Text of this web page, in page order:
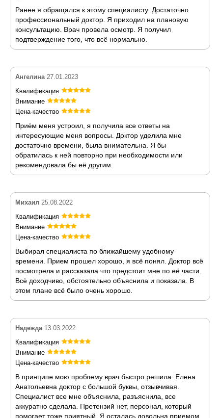
Ранее я обращался к этому специалисту. Достаточно
профессиональный доктор. Я приходил на плановую
консультацию. Врач провела осмотр. Я получил
подтверждение того, что всё нормально.
Ангелина 27.01.2023
Квалификация
Внимание
Цена-качество
Приём меня устроил, я получила все ответы на
интересующие меня вопросы. Доктор уделила мне
достаточно времени, была внимательна. Я бы
обратилась к ней повторно при необходимости или
рекомендовала бы её другим.
Михаил 25.08.2022
Квалификация
Внимание
Цена-качество
Выбирал специалиста по ближайшему удобному
времени. Прием прошел хорошо, я всё понял. Доктор всё
посмотрела и рассказала что предстоит мне по её части.
Всё доходчиво, обстоятельно объяснила и показала. В
этом плане всё было очень хорошо.
Надежда 13.03.2022
Квалификация
Внимание
Цена-качество
В принципе мою проблему врач быстро решила. Елена
Анатольевна доктор с большой буквы, отзывчивая.
Специалист все мне объяснила, разъяснила, все
аккуратно сделала. Претензий нет, персонал, который
помогает тоже приятный. Я осталась довольна приемом.